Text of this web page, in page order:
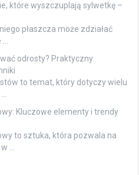
które wyszczuplają sylwetkę –
płaszcza może zdziałać
…
odrosty? Praktyczny
to temat, który dotyczy wielu
Kluczowe elementy i trendy
to sztuka, która pozwala na
…